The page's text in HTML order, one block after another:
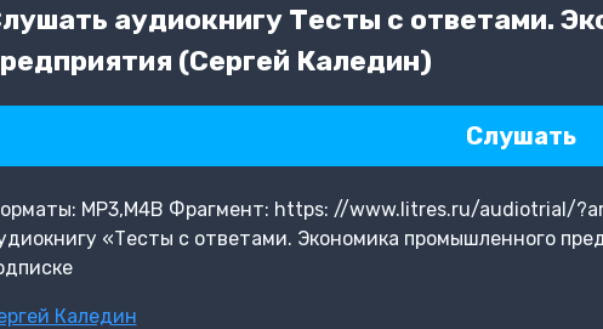
аудиокнигу Тесты с ответами.
(Сергей Каледин)
Слушать
MP3,M4B Фрагмент: https: //www.litres.ru/audiotrial/
«Тесты с ответами. Экономика промышленного
Каледин